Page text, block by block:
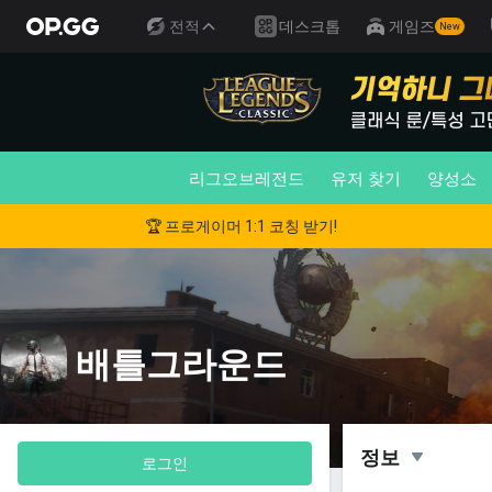
전적 데스크톱 게임즈 New
리그오브레전드 유저 찾기 양성소
🏆 프로게이머 1:1 코칭 받기!
배틀그라운드
로그인 정보